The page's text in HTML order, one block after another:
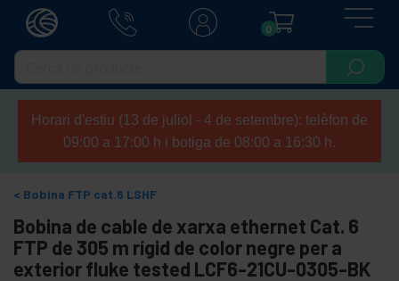
0
Horari d'estiu (13 de juliol - 4 de setembre): telèfon de
09:00 a 17:00 h i botiga de 08:00 a 16:30 h.
Bobina FTP cat.6 LSHF
Bobina de cable de xarxa ethernet Cat. 6
FTP de 305 m rígid de color negre per a
exterior fluke tested LCF6-21CU-0305-BK